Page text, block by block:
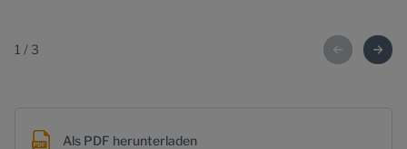
1 / 3
Als PDF herunterladen